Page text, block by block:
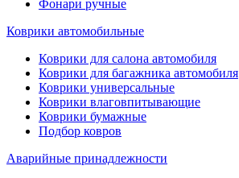
Фонари ручные
Коврики автомобильные
Коврики для салона автомобиля
Коврики для багажника автомобиля
Коврики универсальные
Коврики влаговпитывающие
Коврики бумажные
Подбор ковров
Аварийные принадлежности